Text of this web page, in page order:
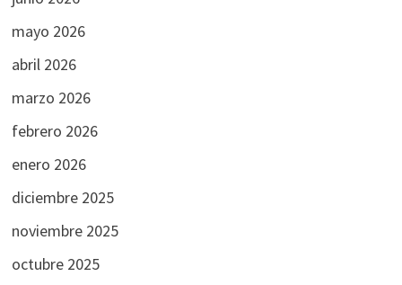
mayo 2026
abril 2026
marzo 2026
febrero 2026
enero 2026
diciembre 2025
noviembre 2025
octubre 2025